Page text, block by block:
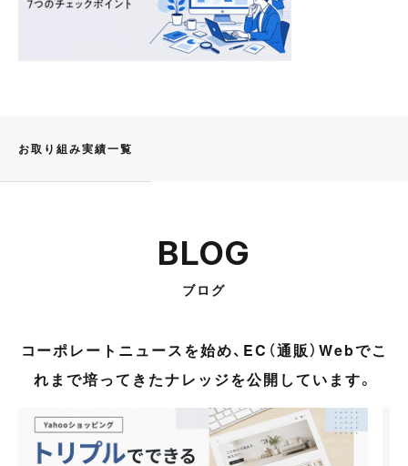
お取り組み実績一覧
BLOG
ブログ
コーポレートニュースを始め、EC（通販）Webでこ
れまで培ってきたナレッジを公開しています。